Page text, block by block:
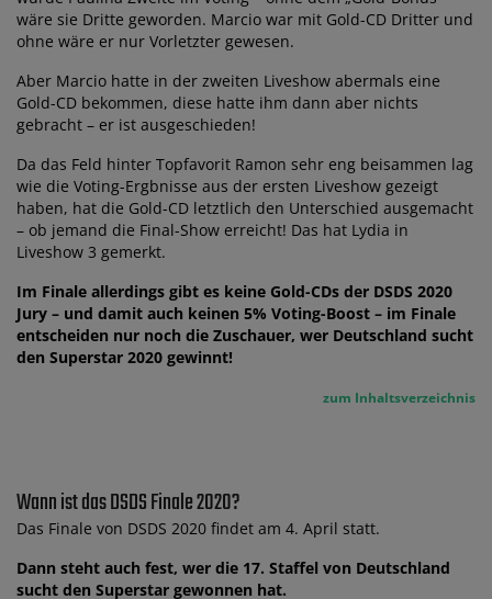
wäre sie Dritte geworden. Marcio war mit Gold-CD Dritter und
ohne wäre er nur Vorletzter gewesen.
Aber Marcio hatte in der zweiten Liveshow abermals eine
Gold-CD bekommen, diese hatte ihm dann aber nichts
gebracht – er ist ausgeschieden!
Da das Feld hinter Topfavorit Ramon sehr eng beisammen lag
wie die Voting-Ergbnisse aus der ersten Liveshow gezeigt
haben, hat die Gold-CD letztlich den Unterschied ausgemacht
– ob jemand die Final-Show erreicht! Das hat Lydia in
Liveshow 3 gemerkt.
Im Finale allerdings gibt es keine Gold-CDs der DSDS 2020
Jury – und damit auch keinen 5% Voting-Boost – im Finale
entscheiden nur noch die Zuschauer, wer Deutschland sucht
den Superstar 2020 gewinnt!
zum Inhaltsverzeichnis
Wann ist das DSDS Finale 2020?
Das Finale von DSDS 2020 findet am 4. April statt.
Dann steht auch fest, wer die 17. Staffel von Deutschland
sucht den Superstar gewonnen hat.